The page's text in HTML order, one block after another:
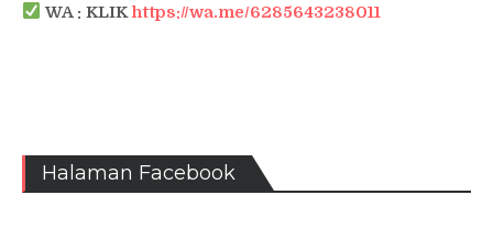
WA : KLIKhttps://wa.me/6285643238011
Halaman Facebook